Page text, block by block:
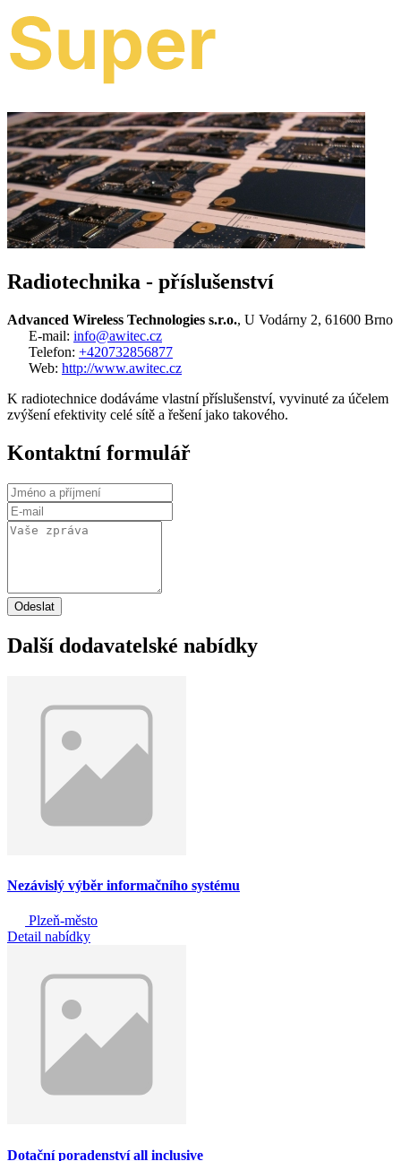
Radiotechnika - příslušenství
Advanced Wireless Technologies s.r.o., U Vodárny 2, 61600 Brno
E-mail: info@awitec.cz
Telefon: +420732856877
Web: http://www.awitec.cz
K radiotechnice dodáváme vlastní příslušenství, vyvinuté za účelem
zvýšení efektivity celé sítě a řešení jako takového.
Kontaktní formulář
Odeslat
Další dodavatelské nabídky
Nezávislý výběr informačního systému
Plzeň-město
Detail nabídky
Dotační poradenství all inclusive